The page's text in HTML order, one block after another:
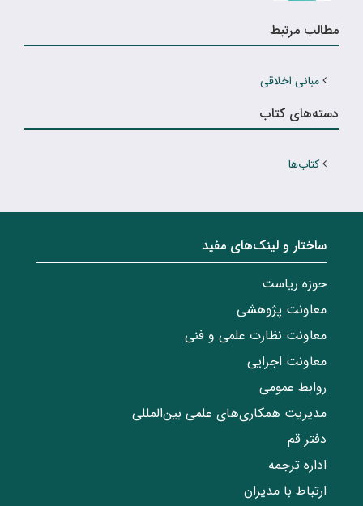
مطالب مرتبط
مبانی اخلاقی
دسته‌های کتاب
کتاب‌ها
ساختار‌‌ و‌‌ لینک‌های مفید
حوزه ریاست
معاونت پژوهشی
معاونت نظارت علمی و فنی
معاونت اجرایی
روابط عمومی
مدیریت همکاری‌های علمی بین‌المللی
دفتر قم
اداره ترجمه
ارتباط با مدیران